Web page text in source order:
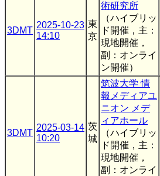
3DMT
2025-10-23
14:10
東
京
術研究所
（ハイブリッ
ド開催，主：
現地開催，
副：オンライ
ン開催）
3DMT
2025-03-14
10:20
茨
城
筑波大学 情
報メディアユ
ニオン メデ
ィアホール
（ハイブリッ
ド開催，主：
現地開催，
副：オンライ